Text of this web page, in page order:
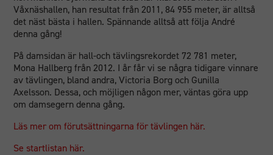
Våxnäshallen, han resultat från 2011, 84 955 meter, är alltså
det näst bästa i hallen. Spännande alltså att följa André
denna gång!
På damsidan är hall-och tävlingsrekordet 72 781 meter,
Mona Hallberg från 2012. I år får vi se några tidigare vinnare
av tävlingen, bland andra, Victoria Borg och Gunilla
Axelsson. Dessa, och möjligen någon mer, väntas göra upp
om damsegern denna gång.
Läs mer om förutsättningarna för tävlingen här.
Se startlistan här.